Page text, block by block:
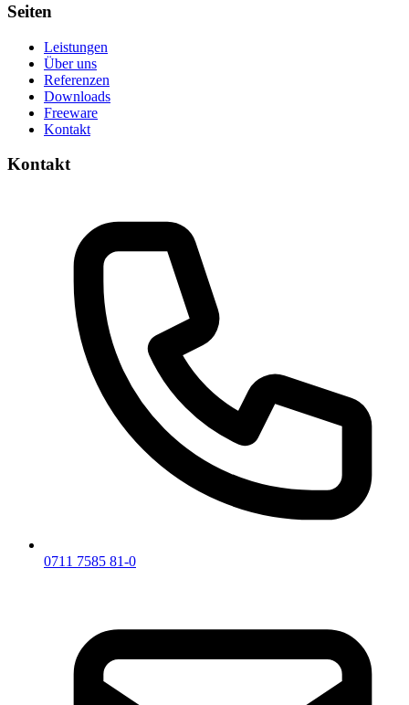
Seiten
Leistungen
Über uns
Referenzen
Downloads
Freeware
Kontakt
Kontakt
0711 7585 81-0